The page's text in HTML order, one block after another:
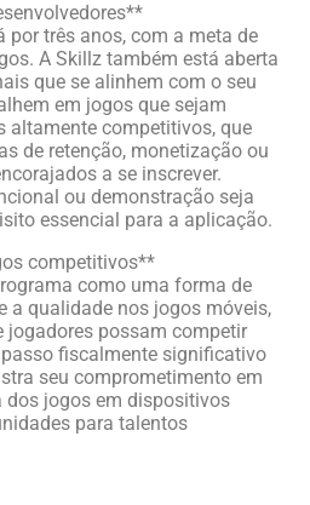
por três anos, com a meta de
A Skillz também está aberta
que se alinhem com o seu
em jogos que sejam
altamente competitivos, que
de retenção, monetização ou
a se inscrever.
ou demonstração seja
essencial para a aplicação.
competitivos**
como uma forma de
a qualidade nos jogos móveis,
jogadores possam competir
fiscalmente significativo
seu comprometimento em
jogos em dispositivos
para talentos